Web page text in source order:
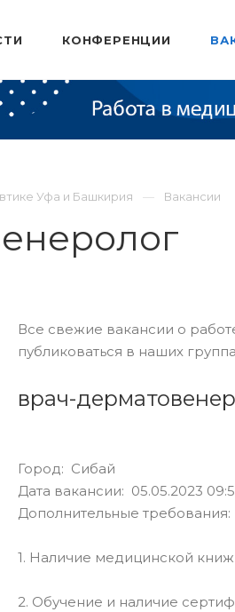
КОНФЕРЕНЦИИ
Уфа и Башкирия Вакансии
Все свежие вакансии о
публиковаться в наших
врач-
Город: Сибай
Дата вакансии: 05.05.2023
Дополнительные требования:
1. Наличие медицинской
2. Обучение и наличие